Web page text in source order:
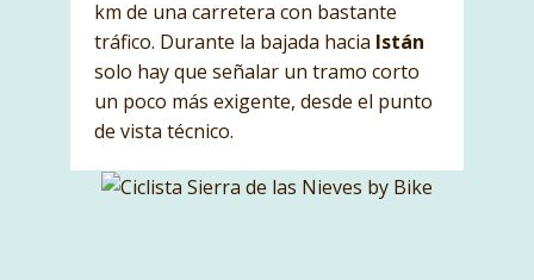
km de una carretera con bastante
tráfico. Durante la bajada hacia Istán
solo hay que señalar un tramo corto
un poco más exigente, desde el punto
de vista técnico.